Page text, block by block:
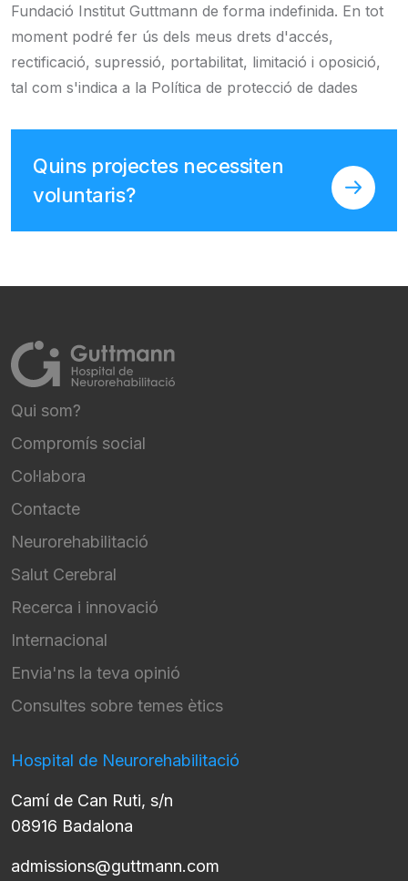
Fundació Institut Guttmann de forma indefinida. En tot
moment podré fer ús dels meus drets d'accés,
rectificació, supressió, portabilitat, limitació i oposició,
tal com s'indica a la Política de protecció de dades
Quins projectes necessiten
voluntaris?
FOOTER NAVIGATION
Qui som?
Compromís social
Col·labora
Contacte
Neurorehabilitació
Salut Cerebral
Recerca i innovació
Internacional
Envia'ns la teva opinió
Consultes sobre temes ètics
Hospital de Neurorehabilitació
Camí de Can Ruti, s/n
08916 Badalona
admissions@guttmann.com